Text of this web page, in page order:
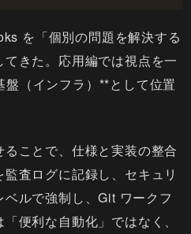
を「個別の問題を解決する
きた。応用編では視点を一
（インフラ）**として位置
ことで、仕様と実装の整合
査ログに記録し、セキュリ
ルで強制し、Git ワークフ
便利な自動化」ではなく、